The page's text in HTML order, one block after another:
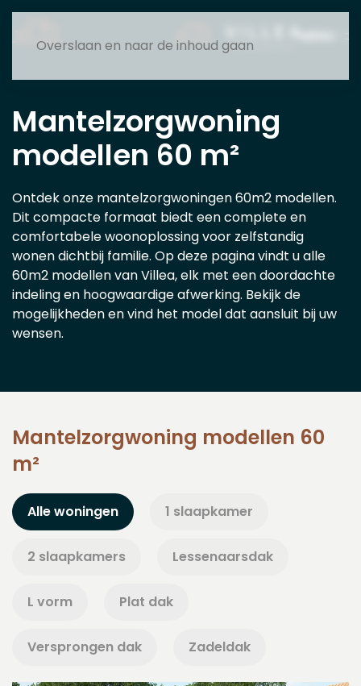
Overslaan en naar de inhoud gaan
Mantelzorgwoning
modellen 60 m²
Ontdek onze mantelzorgwoningen 60m2 modellen.
Dit compacte formaat biedt een complete en
comfortabele woonoplossing voor zelfstandig
wonen dichtbij familie. Op deze pagina vindt u alle
60m2 modellen van Villea, elk met een doordachte
indeling en hoogwaardige afwerking. Bekijk de
mogelijkheden en vind het model dat aansluit bij uw
wensen.
Mantelzorgwoning modellen 60
m²
Alle woningen 1 slaapkamer
2 slaapkamers Lessenaarsdak
L vorm Plat dak
Versprongen dak Zadeldak